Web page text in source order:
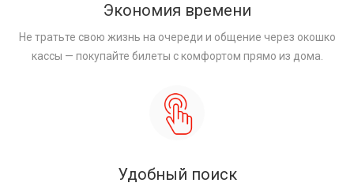
Экономия времени
Не тратьте свою жизнь на очереди и общение через окошко
кассы — покупайте билеты с комфортом прямо из дома.
Удобный поиск